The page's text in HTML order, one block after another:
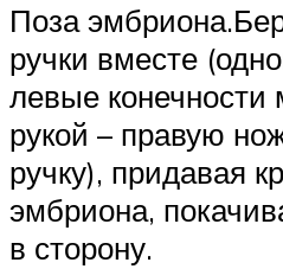
Поза
ручки вместе
левые
рукой – правую
ручку), придавая
эмбриона,
в сторону.